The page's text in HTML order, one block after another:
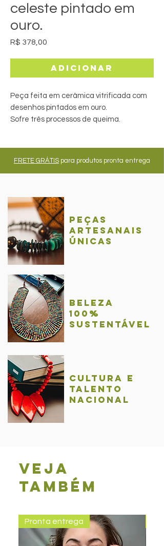
celeste pintado em
ouro.
R$ 378,00
Adicionar
Peça feita em cerâmica vitrificada com
desenhos pintados em ouro.
Sofre três processos de queima.
FRETE GRÁTIS para produtos pronta entrega
Peças
Artesanais
únicas
BelezA
100%
sustentável
Cultura e
talentO
nacional
Veja
também
Pronta entrega